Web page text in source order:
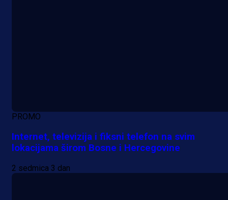
PROMO
Internet, televizija i fiksni telefon na svim
lokacijama širom Bosne i Hercegovine
2 sedmica 3 dan